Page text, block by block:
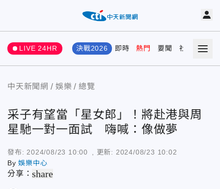
LIVE 24HR 決戰2026 即時 熱門 要聞 社會 娛樂
中天新聞網 娛樂 總覽
采子有望當「星女郎」！將赴港與周
星馳一對一面試 嗨喊：像做夢
發布: 2024/08/23 10:00 , 更新: 2024/08/23 10:02
By娛樂中心
分享：share